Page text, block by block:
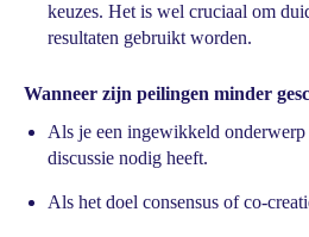
keuzes. Het is wel cruciaal om
resultaten gebruikt worden.
Wanneer zijn peilingen minder
Als je een ingewikkeld onderwerp
discussie nodig heeft.
Als het doel consensus of co-